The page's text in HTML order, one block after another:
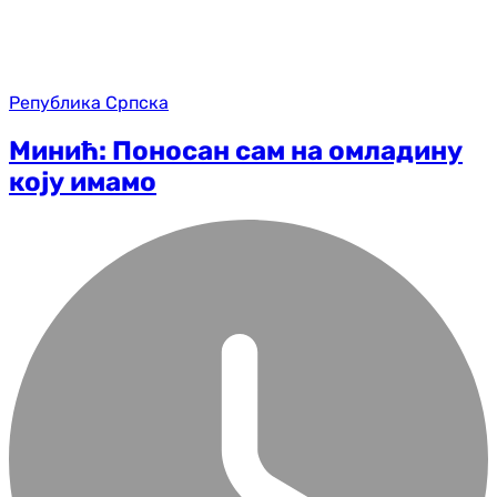
Република Српска
Минић: Поносан сам на омладину
коју имамо